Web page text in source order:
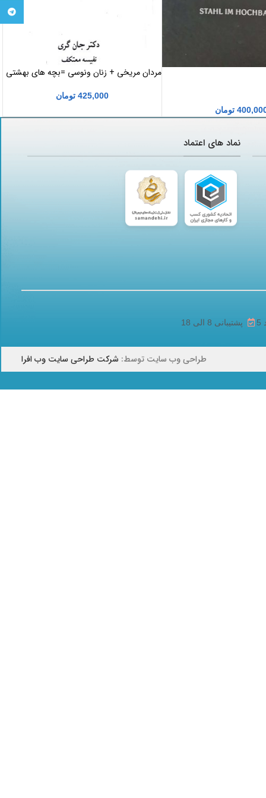
تومان
مردان مریخی + زنان ونوسی =بچه های بهشتی
425,000 تومان
نماد های اعتماد
پشتیبانی 8 الی 18
طراحی وب سایت توسط: شرکت طراحی سایت وب افرا
تلگرام